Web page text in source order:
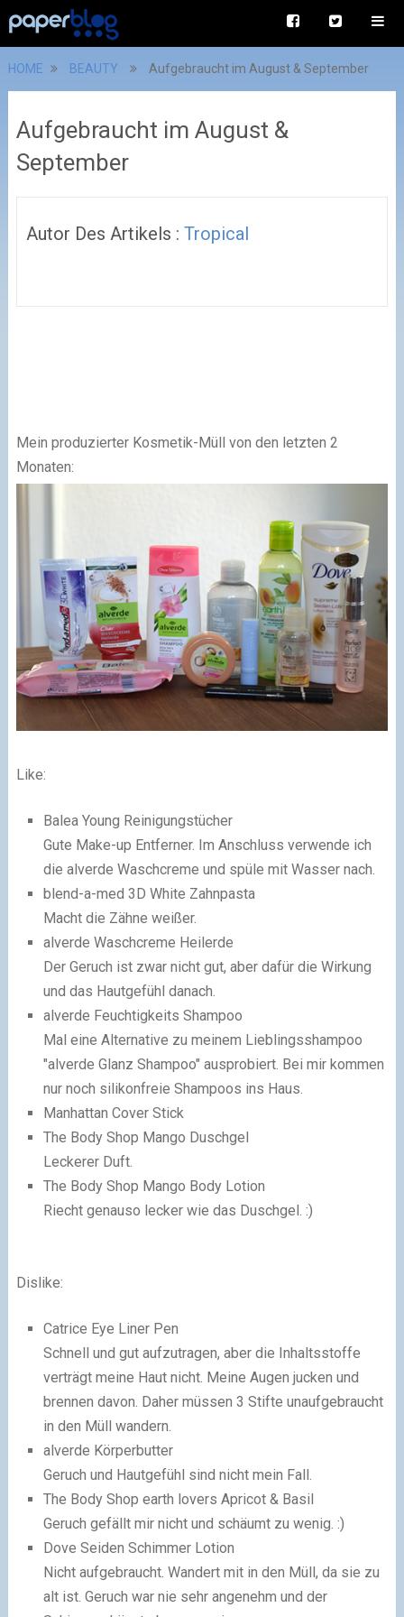
HOME BEAUTY Aufgebraucht im August & September
Aufgebraucht im August &
September
Autor Des Artikels : Tropical
Mein produzierter Kosmetik-Müll von den letzten 2
Monaten:
Like:
Balea Young Reinigungstücher
Gute Make-up Entferner. Im Anschluss verwende ich
die alverde Waschcreme und spüle mit Wasser nach.
blend-a-med 3D White Zahnpasta
Macht die Zähne weißer.
alverde Waschcreme Heilerde
Der Geruch ist zwar nicht gut, aber dafür die Wirkung
und das Hautgefühl danach.
alverde Feuchtigkeits Shampoo
Mal eine Alternative zu meinem Lieblingsshampoo
"alverde Glanz Shampoo" ausprobiert. Bei mir kommen
nur noch silikonfreie Shampoos ins Haus.
Manhattan Cover Stick
The Body Shop Mango Duschgel
Leckerer Duft.
The Body Shop Mango Body Lotion
Riecht genauso lecker wie das Duschgel. :)
Dislike:
Catrice Eye Liner Pen
Schnell und gut aufzutragen, aber die Inhaltsstoffe
verträgt meine Haut nicht. Meine Augen jucken und
brennen davon. Daher müssen 3 Stifte unaufgebraucht
in den Müll wandern.
alverde Körperbutter
Geruch und Hautgefühl sind nicht mein Fall.
The Body Shop earth lovers Apricot & Basil
Geruch gefällt mir nicht und schäumt zu wenig. :)
Dove Seiden Schimmer Lotion
Nicht aufgebraucht. Wandert mit in den Müll, da sie zu
alt ist. Geruch war nie sehr angenehm und der